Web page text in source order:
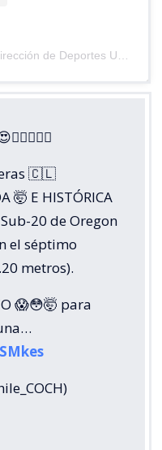
🇨🇱
🤯 E HISTÓRICA
20 de Oregon
el séptimo
metros).
😱😳🤯 para